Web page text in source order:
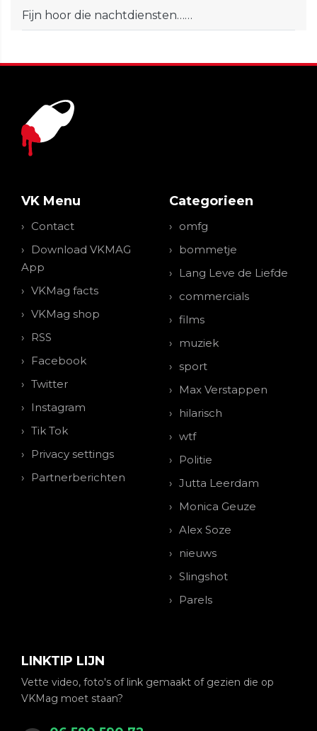
Fijn hoor die nachtdiensten……
VK Menu
Contact
Download VKMAG
App
VKMag facts
VKMag shop
RSS
Facebook
Twitter
Instagram
Tik Tok
Privacy settings
Partnerberichten
Categorieen
omfg
bommetje
Lang Leve de Liefde
commercials
films
muziek
sport
Max Verstappen
hilarisch
wtf
Politie
Jutta Leerdam
Monica Geuze
Alex Soze
nieuws
Slingshot
Parels
LINKTIP LIJN
Vette video, foto's of link gemaakt of gezien die op
VKMag moet staan?